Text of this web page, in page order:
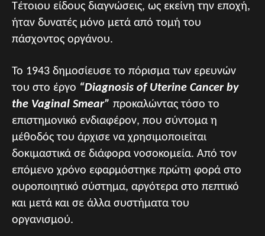
Τέτοιου είδους διαγνώσεις, ως εκείνη την εποχή,
ήταν δυνατές μόνο μετά από τομή του
πάσχοντος οργάνου.
Το 1943 δημοσίευσε το πόρισμα των ερευνών
του στο έργο “Diagnosis of Uterine Cancer by
the Vaginal Smear” προκαλώντας τόσο το
επιστημονικό ενδιαφέρον, που σύντομα η
μέθοδός του άρχισε να χρησιμοποιείται
δοκιμαστικά σε διάφορα νοσοκομεία. Από τον
επόμενο χρόνο εφαρμόστηκε πρώτη φορά στο
ουροποιητικό σύστημα, αργότερα στο πεπτικό
και μετά και σε άλλα συστήματα του
οργανισμού.